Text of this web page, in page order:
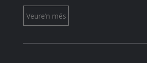
Veure’n més